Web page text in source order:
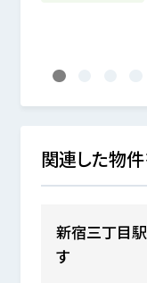
1
関連した物
新宿三丁目駅
す